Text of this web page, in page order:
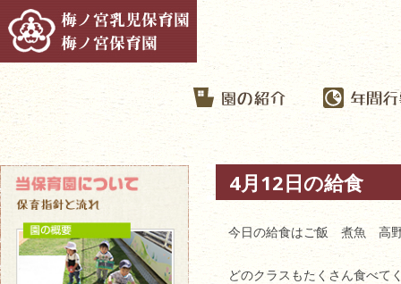
4月12日の給食
今日の給食はご飯 煮魚 高
どのクラスもたくさん食べて